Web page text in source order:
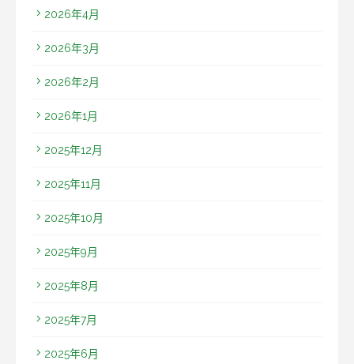
2026年4月
2026年3月
2026年2月
2026年1月
2025年12月
2025年11月
2025年10月
2025年9月
2025年8月
2025年7月
2025年6月